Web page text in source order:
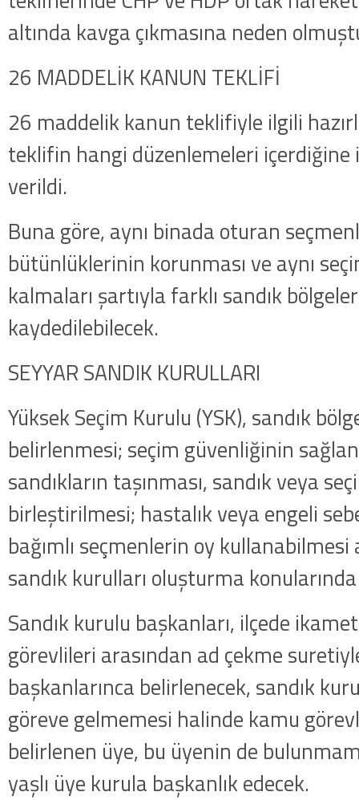
altında kavga çıkmasına neden
26 MADDELİK KANUN TEKLİFİ
26 maddelik kanun teklifiyle ilgili
teklifin hangi düzenlemeleri
verildi.
Buna göre, aynı binada oturan
bütünlüklerinin korunması ve aynı
kalmaları şartıyla farklı sandık
kaydedilebilecek.
SEYYAR SANDIK KURULLARI
Yüksek Seçim Kurulu (YSK), sandık
belirlenmesi; seçim güvenliğinin
sandıkların taşınması, sandık veya
birleştirilmesi; hastalık veya engeli
bağımlı seçmenlerin oy kullanabilmesi
sandık kurulları oluşturma
Sandık kurulu başkanları, ilçede
görevlileri arasından ad çekme
başkanlarınca belirlenecek, sandık
göreve gelmemesi halinde kamu
belirlenen üye, bu üyenin de
yaşlı üye kurula başkanlık edecek.